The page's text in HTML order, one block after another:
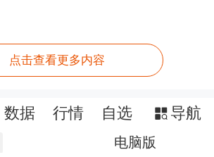
市，往往会遇到有一些路
无法通行，杜兰解释
在基础设施上投入大，轻
哈也希望吸引更多人才来
点击查看更多内容
数据 行情 自选 导航
电脑版